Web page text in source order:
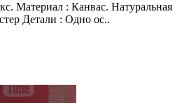
Материал : Канвас. Натуральная
Детали : Одно ос..